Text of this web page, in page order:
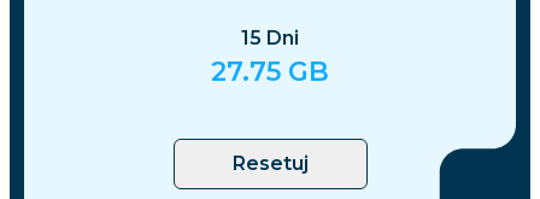
15 Dni
27.75 GB
Resetuj